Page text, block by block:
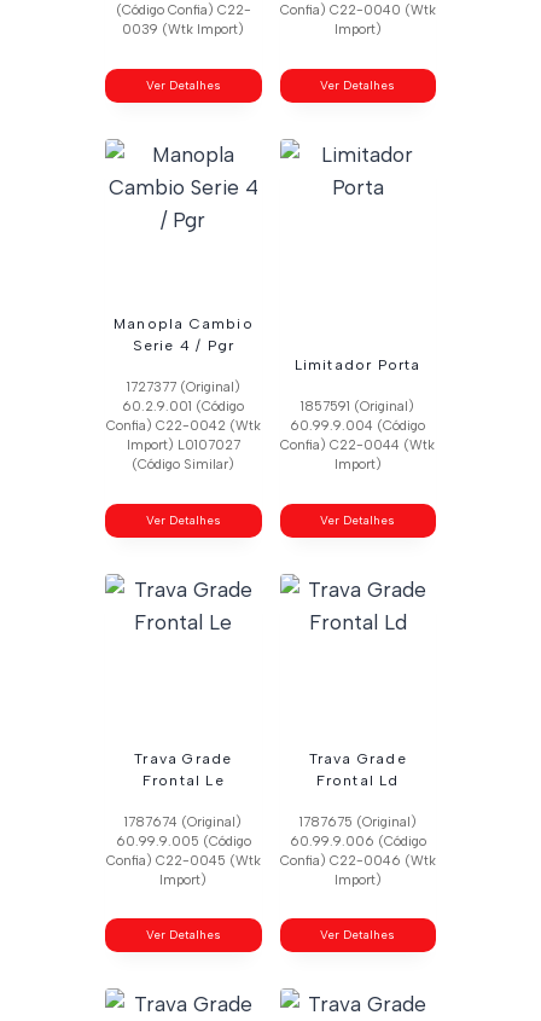
(Código Confia) C22-
0039 (Wtk Import)
Ver Detalhes
Confia) C22-0040 (Wtk
Import)
Ver Detalhes
Manopla Cambio
Serie 4 / Pgr
1727377 (Original)
60.2.9.001 (Código
Confia) C22-0042 (Wtk
Import) L0107027
(Código Similar)
Ver Detalhes
Limitador Porta
1857591 (Original)
60.99.9.004 (Código
Confia) C22-0044 (Wtk
Import)
Ver Detalhes
Trava Grade
Frontal Le
1787674 (Original)
60.99.9.005 (Código
Confia) C22-0045 (Wtk
Import)
Ver Detalhes
Trava Grade
Frontal Ld
1787675 (Original)
60.99.9.006 (Código
Confia) C22-0046 (Wtk
Import)
Ver Detalhes